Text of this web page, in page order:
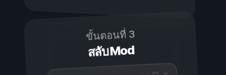
ขั้นตอนที่ 3
สลับ Mod